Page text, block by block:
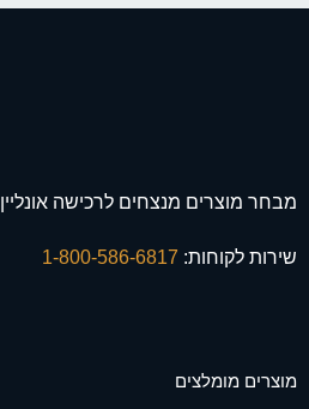
מבחר מוצרים מנצחים לרכישה אונליין
שירות לקוחות:
מוצרים מומלצים